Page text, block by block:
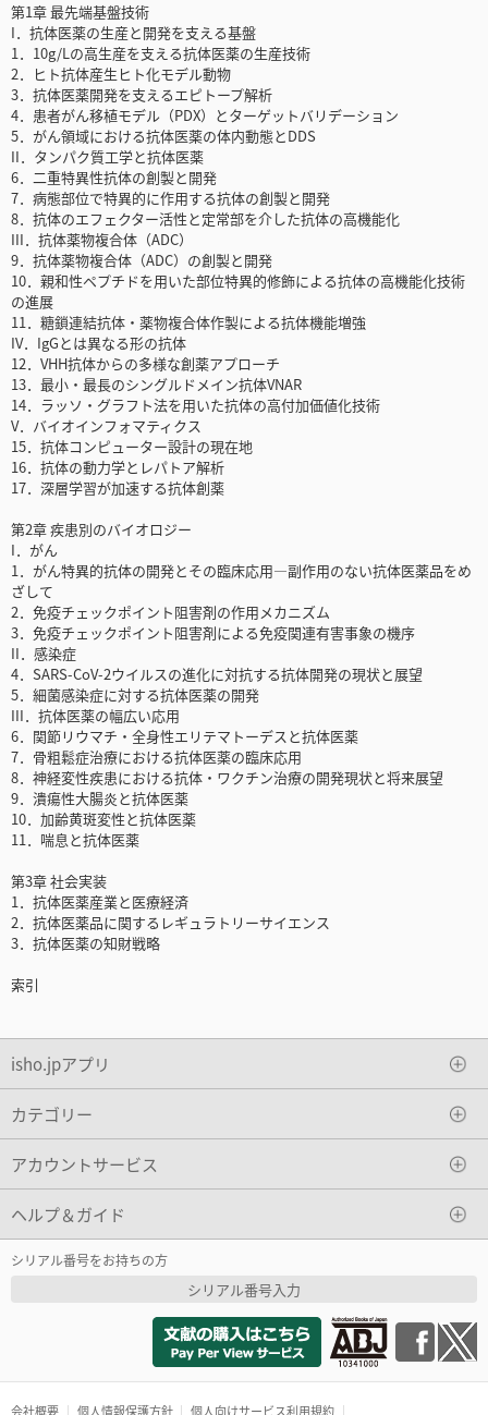
第1章 最先端基盤技術
I．抗体医薬の生産と開発を支える基盤
1．10g/Lの高生産を支える抗体医薬の生産技術
2．ヒト抗体産生ヒト化モデル動物
3．抗体医薬開発を支えるエピトープ解析
4．患者がん移植モデル（PDX）とターゲットバリデーション
5．がん領域における抗体医薬の体内動態とDDS
II．タンパク質工学と抗体医薬
6．二重特異性抗体の創製と開発
7．病態部位で特異的に作用する抗体の創製と開発
8．抗体のエフェクター活性と定常部を介した抗体の高機能化
III．抗体薬物複合体（ADC）
9．抗体薬物複合体（ADC）の創製と開発
10．親和性ペプチドを用いた部位特異的修飾による抗体の高機能化技術
の進展
11．糖鎖連結抗体・薬物複合体作製による抗体機能増強
IV．IgGとは異なる形の抗体
12．VHH抗体からの多様な創薬アプローチ
13．最小・最長のシングルドメイン抗体VNAR
14．ラッソ・グラフト法を用いた抗体の高付加価値化技術
V．バイオインフォマティクス
15．抗体コンピューター設計の現在地
16．抗体の動力学とレパトア解析
17．深層学習が加速する抗体創薬
第2章 疾患別のバイオロジー
I．がん
1．がん特異的抗体の開発とその臨床応用―副作用のない抗体医薬品をめ
ざして
2．免疫チェックポイント阻害剤の作用メカニズム
3．免疫チェックポイント阻害剤による免疫関連有害事象の機序
II．感染症
4．SARS-CoV-2ウイルスの進化に対抗する抗体開発の現状と展望
5．細菌感染症に対する抗体医薬の開発
III．抗体医薬の幅広い応用
6．関節リウマチ・全身性エリテマトーデスと抗体医薬
7．骨粗鬆症治療における抗体医薬の臨床応用
8．神経変性疾患における抗体・ワクチン治療の開発現状と将来展望
9．潰瘍性大腸炎と抗体医薬
10．加齢黄斑変性と抗体医薬
11．喘息と抗体医薬
第3章 社会実装
1．抗体医薬産業と医療経済
2．抗体医薬品に関するレギュラトリーサイエンス
3．抗体医薬の知財戦略
索引
isho.jpアプリ
カテゴリー
アカウントサービス
ヘルプ＆ガイド
シリアル番号をお持ちの方
シリアル番号入力
会社概要 個人情報保護方針 個人向けサービス利用規約